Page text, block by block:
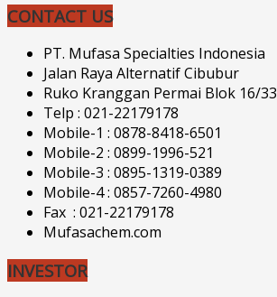
CONTACT US
PT. Mufasa Specialties Indonesia
Jalan Raya Alternatif Cibubur
Ruko Kranggan Permai Blok 16/33
Telp : 021-22179178
Mobile-1 : 0878-8418-6501
Mobile-2 : 0899-1996-521
Mobile-3 : 0895-1319-0389
Mobile-4 : 0857-7260-4980
Fax : 021-22179178
Mufasachem.com
INVESTOR